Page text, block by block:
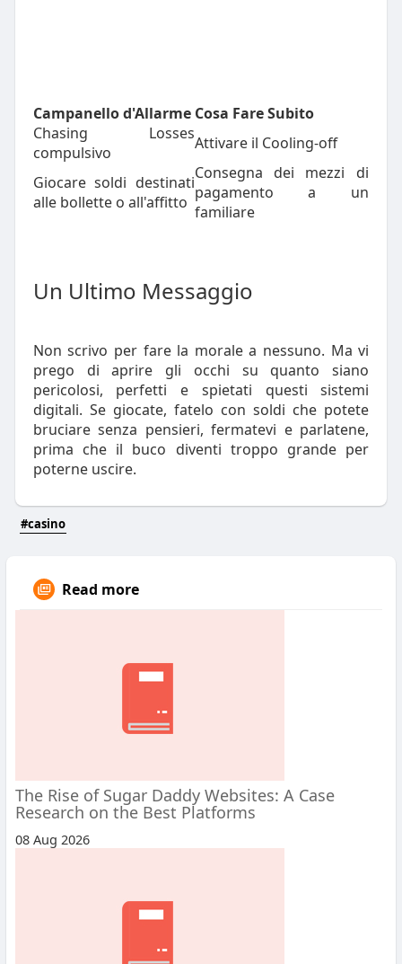
Campanello d'Allarme Cosa Fare Subito
Chasing Losses
compulsivo
Attivare il Cooling-off
Giocare soldi destinati
alle bollette o all'affitto
Consegna dei mezzi di
pagamento a un
familiare
Un Ultimo Messaggio
Non scrivo per fare la morale a nessuno. Ma vi
prego di aprire gli occhi su quanto siano
pericolosi, perfetti e spietati questi sistemi
digitali. Se giocate, fatelo con soldi che potete
bruciare senza pensieri, fermatevi e parlatene,
prima che il buco diventi troppo grande per
poterne uscire.
#casino
Read more
The Rise of Sugar Daddy Websites: A Case
Research on the Best Platforms
08 Aug 2026